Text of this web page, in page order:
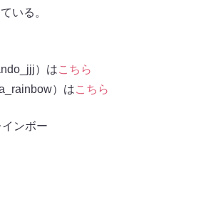
いる。
）はこちら
）はこちら
インボー